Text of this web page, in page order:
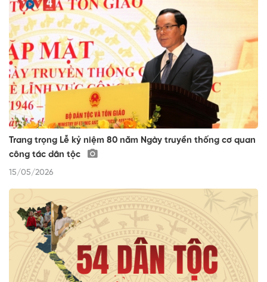
Trang trọng Lễ kỷ niệm 80 năm Ngày truyền thống cơ quan
công tác dân tộc
15/05/2026